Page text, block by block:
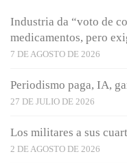
Industria da “voto de
medicamentos, pero
7 DE AGOSTO DE 2026
Periodismo paga, IA,
27 DE JULIO DE 2026
Los militares a sus
2 DE AGOSTO DE 2026